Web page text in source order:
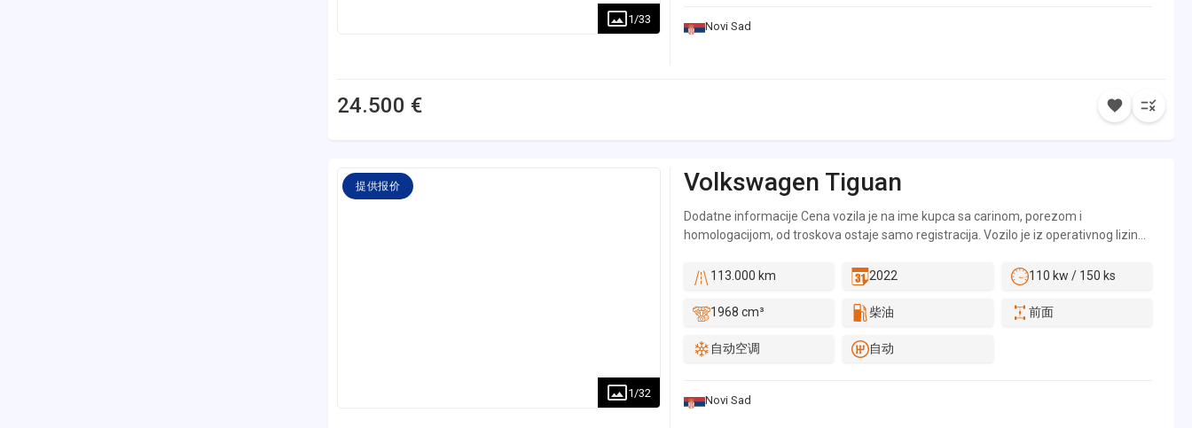
1 /33
Novi Sad
24.500 €
提供报价
1 /32
Volkswagen Tiguan
Dodatne informacije Cena vozila je na ime kupca sa carinom, porezom i
homologacijom, od troskova ostaje samo registracija. Vozilo je iz operativnog lizinga
operativni lizing podrazumeva. Odlicno stanje kompletnog vozila, odlicno ocuvan
istorija u bazi podataka ovlašcenih servisa, mogucnost svake provere. Mogucnost
obezbedjujemo prevoz sa našom šlep službom. Bogat paket dodatne opreme, na
servisima.
113.000 km 2022 110 kw / 150 ks
1968 cm³ 柴油 前面
自动空调 自动
Novi Sad